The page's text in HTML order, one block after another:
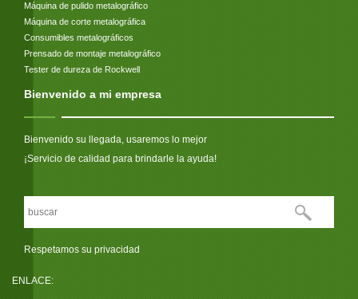
Máquina de pulido metalográfico
Máquina de corte metalográfica
Consumibles metalográficos
Prensado de montaje metalográfico
Tester de dureza de Rockwell
Bienvenido a mi empresa
Bienvenido su llegada, usaremos lo mejor
¡Servicio de calidad para brindarle la ayuda!
Respetamos su privacidad
ENLACE: